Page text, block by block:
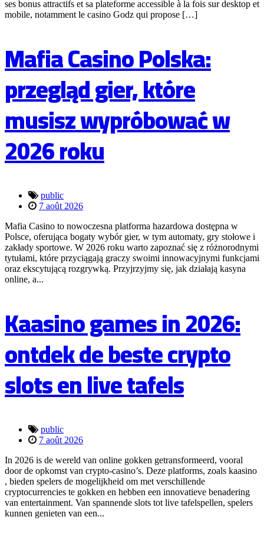
ses bonus attractifs et sa plateforme accessible à la fois sur desktop et
mobile, notamment le casino Godz qui propose […]
Mafia Casino Polska:
przegląd gier, które
musisz wypróbować w
2026 roku
public
7 août 2026
Mafia Casino to nowoczesna platforma hazardowa dostępna w
Polsce, oferująca bogaty wybór gier, w tym automaty, gry stołowe i
zakłady sportowe. W 2026 roku warto zapoznać się z różnorodnymi
tytułami, które przyciągają graczy swoimi innowacyjnymi funkcjami
oraz ekscytującą rozgrywką. Przyjrzyjmy się, jak działają kasyna
online, a...
Kaasino games in 2026:
ontdek de beste crypto
slots en live tafels
public
7 août 2026
In 2026 is de wereld van online gokken getransformeerd, vooral
door de opkomst van crypto-casino’s. Deze platforms, zoals kaasino
, bieden spelers de mogelijkheid om met verschillende
cryptocurrencies te gokken en hebben een innovatieve benadering
van entertainment. Van spannende slots tot live tafelspellen, spelers
kunnen genieten van een...